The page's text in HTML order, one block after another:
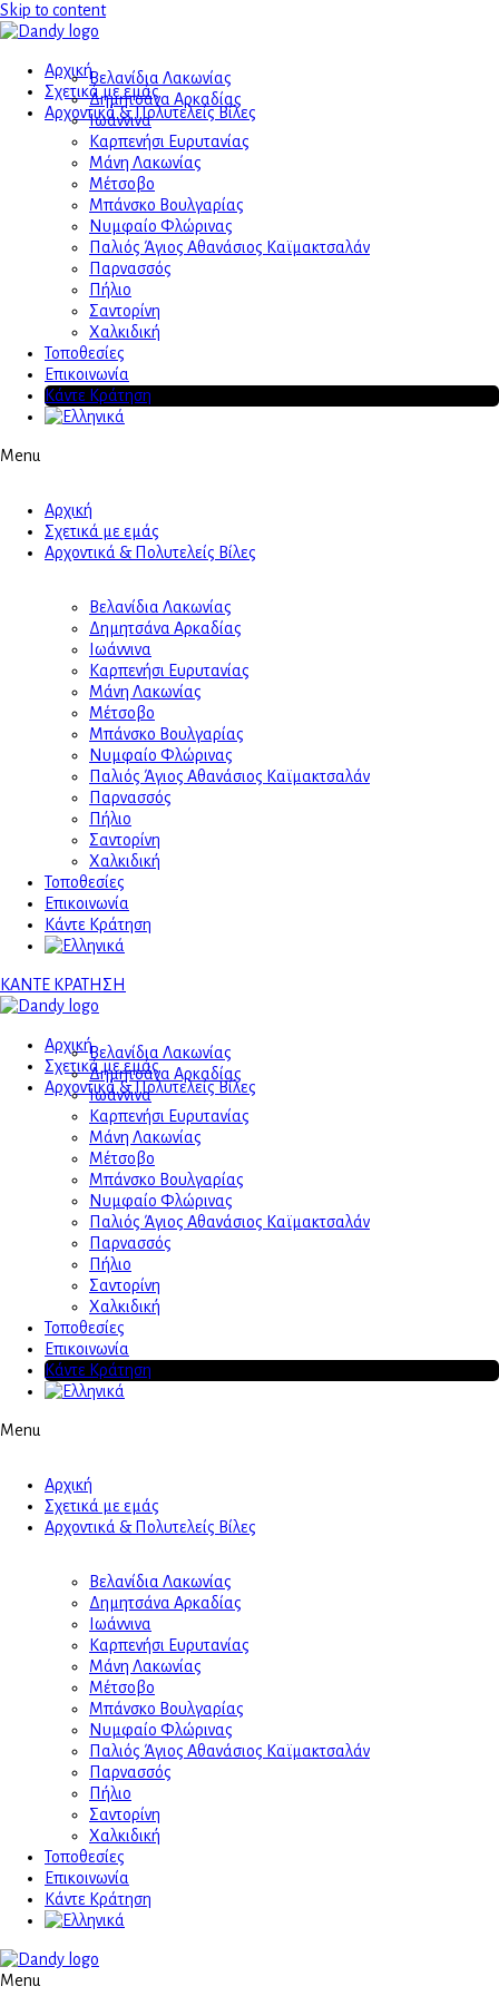
Skip to content
Αρχική
Σχετικά με εμάς
Αρχοντικά & Πολυτελείς Βίλες
Βελανίδια Λακωνίας
Δημητσάνα Αρκαδίας
Ιωάννινα
Καρπενήσι Ευρυτανίας
Μάνη Λακωνίας
Μέτσοβο
Μπάνσκο Βουλγαρίας
Νυμφαίο Φλώρινας
Παλιός Άγιος Αθανάσιος Καϊμακτσαλάν
Παρνασσός
Πήλιο
Σαντορίνη
Χαλκιδική
Τοποθεσίες
Επικοινωνία
Κάντε Κράτηση
Menu
Αρχική
Σχετικά με εμάς
Αρχοντικά & Πολυτελείς Βίλες
Βελανίδια Λακωνίας
Δημητσάνα Αρκαδίας
Ιωάννινα
Καρπενήσι Ευρυτανίας
Μάνη Λακωνίας
Μέτσοβο
Μπάνσκο Βουλγαρίας
Νυμφαίο Φλώρινας
Παλιός Άγιος Αθανάσιος Καϊμακτσαλάν
Παρνασσός
Πήλιο
Σαντορίνη
Χαλκιδική
Τοποθεσίες
Επικοινωνία
Κάντε Κράτηση
ΚΑΝΤΕ ΚΡΑΤΗΣΗ
Αρχική
Σχετικά με εμάς
Αρχοντικά & Πολυτελείς Βίλες
Βελανίδια Λακωνίας
Δημητσάνα Αρκαδίας
Ιωάννινα
Καρπενήσι Ευρυτανίας
Μάνη Λακωνίας
Μέτσοβο
Μπάνσκο Βουλγαρίας
Νυμφαίο Φλώρινας
Παλιός Άγιος Αθανάσιος Καϊμακτσαλάν
Παρνασσός
Πήλιο
Σαντορίνη
Χαλκιδική
Τοποθεσίες
Επικοινωνία
Κάντε Κράτηση
Menu
Αρχική
Σχετικά με εμάς
Αρχοντικά & Πολυτελείς Βίλες
Βελανίδια Λακωνίας
Δημητσάνα Αρκαδίας
Ιωάννινα
Καρπενήσι Ευρυτανίας
Μάνη Λακωνίας
Μέτσοβο
Μπάνσκο Βουλγαρίας
Νυμφαίο Φλώρινας
Παλιός Άγιος Αθανάσιος Καϊμακτσαλάν
Παρνασσός
Πήλιο
Σαντορίνη
Χαλκιδική
Τοποθεσίες
Επικοινωνία
Κάντε Κράτηση
Menu